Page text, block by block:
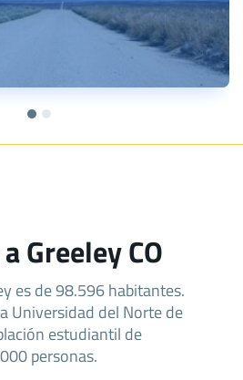
Greeley CO
es de 98.596 habitantes.
Universidad del Norte de
estudiantil de
personas.